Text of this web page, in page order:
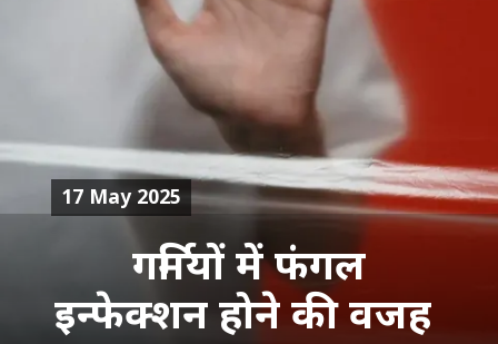
गर्मियों में फंगल
इन्फेक्शन होने की वजह
17 May 2025